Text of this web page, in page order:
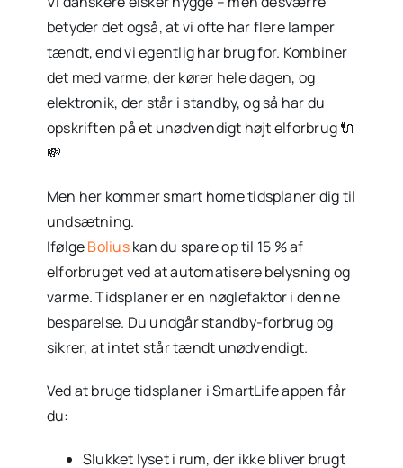
betyder det også, at vi ofte har flere lamper
tændt, end vi egentlig har brug for. Kombiner
det med varme, der kører hele dagen, og
elektronik, der står i standby, og så har du
opskriften på et unødvendigt højt elforbrug 🔌
💸
Men her kommer smart home tidsplaner dig til
undsætning.
IfølgeBoliuskan du spare op til 15 % af
elforbruget ved at automatisere belysning og
varme. Tidsplaner er en nøglefaktor i denne
besparelse. Du undgår standby-forbrug og
sikrer, at intet står tændt unødvendigt.
Ved at bruge tidsplaner i SmartLife appen får
du:
Slukket lyset i rum, der ikke bliver brugt